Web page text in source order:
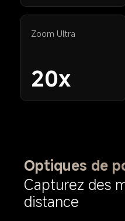
Zoom Ultra
20x
Optiques de
Capturez des
distance